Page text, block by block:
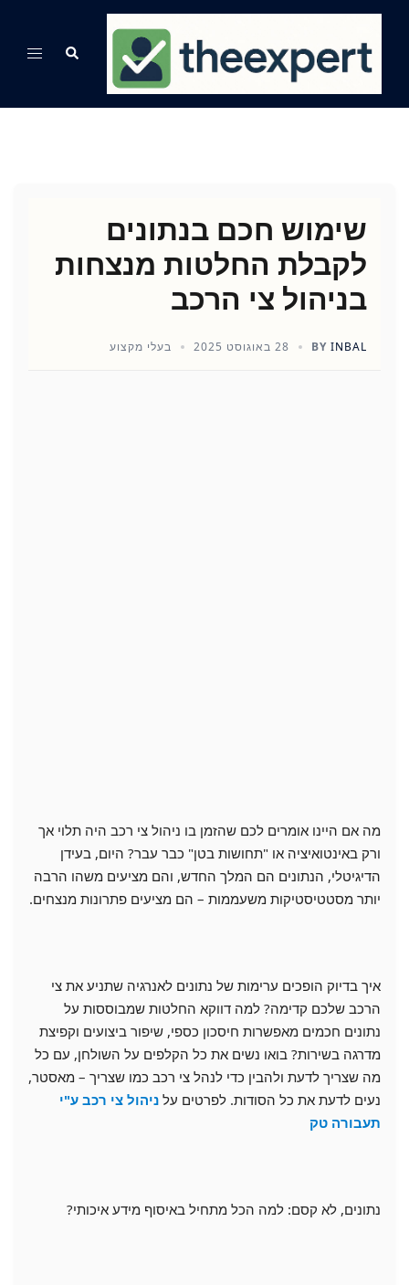
content
Search
Toggle
שימוש חכם בנתונים
לקבלת החלטות מנצחות
בניהול צי הרכב
BY INBAL 28 באוגוסט 2025 בעלי מקצוע
מה אם היינו אומרים לכם שהזמן בו ניהול צי רכב היה תלוי אך
ורק באינטואיציה או "תחושות בטן" כבר עבר? היום, בעידן
הדיגיטלי, הנתונים הם המלך החדש, והם מציעים משהו הרבה
יותר מסטטיסטיקות משעממות – הם מציעים פתרונות מנצחים.
איך בדיוק הופכים ערימות של נתונים לאנרגיה שתניע את צי
הרכב שלכם קדימה? למה דווקא החלטות שמבוססות על
נתונים חכמים מאפשרות חיסכון כספי, שיפור ביצועים וקפיצת
מדרגה בשירות? בואו נשים את כל הקלפים על השולחן, עם כל
מה שצריך לדעת ולהבין כדי לנהל צי רכב כמו שצריך – מאסטר,
נעים לדעת את כל הסודות. לפרטים על ניהול צי רכב ע"י
תעבורה טק
נתונים, לא קסם: למה הכל מתחיל באיסוף מידע איכותי?